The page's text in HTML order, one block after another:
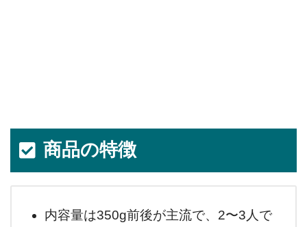
商品の特徴
内容量は350g前後が主流で、2〜3人で